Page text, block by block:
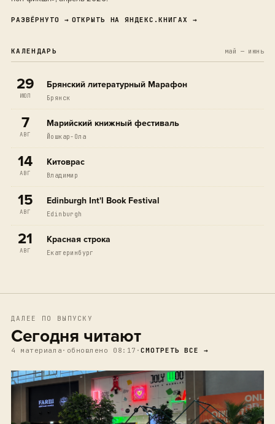
РАЗВЁРНУТО → ОТКРЫТЬ НА ЯНДЕКС.КНИГАХ →
КАЛЕНДАРЬ май — июнь
29
ИЮЛ
Брянский литературный Марафон
Брянск
7
АВГ
Марийский книжный фестиваль
Йошкар-Ола
14
АВГ
Китоврас
Владимир
15
АВГ
Edinburgh Int'l Book Festival
Edinburgh
21
АВГ
Красная строка
Екатеринбург
ДАЛЕЕ ПО ВЫПУСКУ
Сегодня читают
4 материала · обновлено 08:17 ·СМОТРЕТЬ ВСЕ →